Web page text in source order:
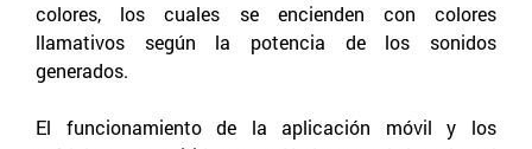
colores, los cuales se encienden con colores
llamativos según la potencia de los sonidos
generados.
El funcionamiento de la aplicación móvil y los